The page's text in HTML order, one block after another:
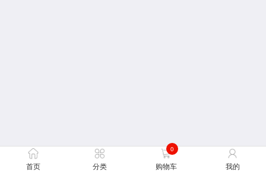
首页 分类
0
购物车 我的